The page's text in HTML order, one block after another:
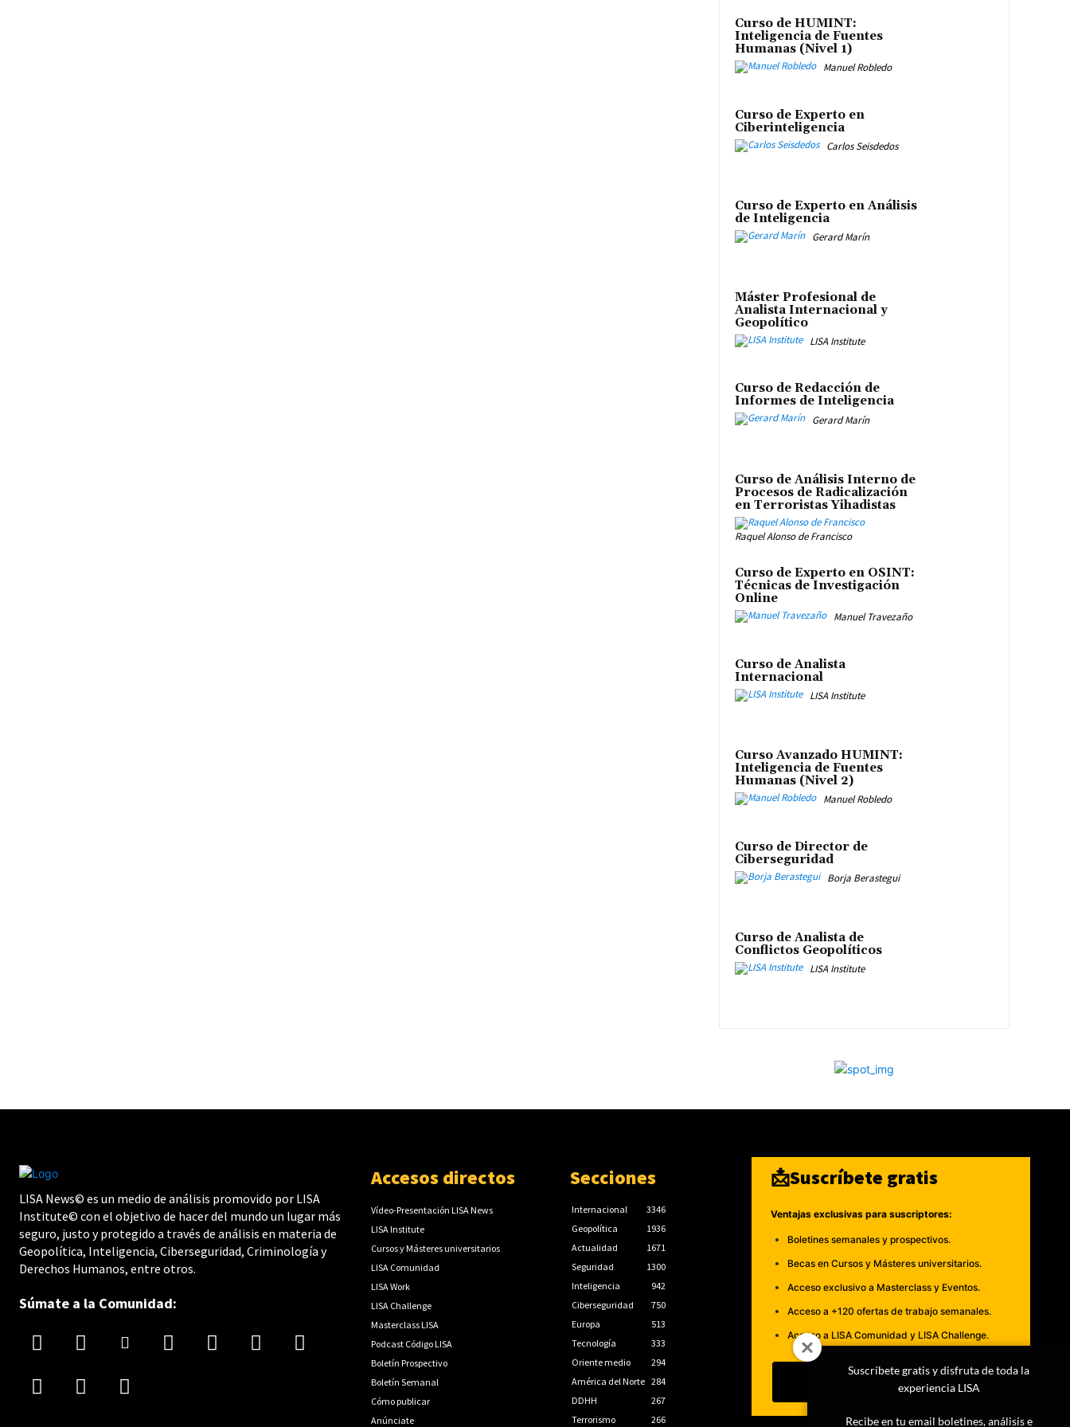
Curso de HUMINT:
Inteligencia de Fuentes
Humanas (Nivel 1)
Manuel Robledo
Curso de Experto en
Ciberinteligencia
Carlos Seisdedos
Curso de Experto en Análisis
de Inteligencia
Gerard Marín
Máster Profesional de
Analista Internacional y
Geopolítico
LISA Institute
Curso de Redacción de
Informes de Inteligencia
Gerard Marín
Curso de Análisis Interno de
Procesos de Radicalización
en Terroristas Yihadistas
Raquel Alonso de Francisco
Curso de Experto en OSINT:
Técnicas de Investigación
Online
Manuel Travezaño
Curso de Analista
Internacional
LISA Institute
Curso Avanzado HUMINT:
Inteligencia de Fuentes
Humanas (Nivel 2)
Manuel Robledo
Curso de Director de
Ciberseguridad
Borja Berastegui
Curso de Analista de
Conflictos Geopolíticos
LISA Institute
LISA News© es un medio de análisis promovido por LISA
Institute© con el objetivo de hacer del mundo un lugar más
seguro, justo y protegido a través de análisis en materia de
Geopolítica, Inteligencia, Ciberseguridad, Criminología y
Derechos Humanos, entre otros.
Súmate a la Comunidad:
Accesos directos
Vídeo-Presentación LISA News
LISA Institute
Cursos y Másteres universitarios
LISA Comunidad
LISA Work
LISA Challenge
Masterclass LISA
Podcast Código LISA
Boletín Prospectivo
Boletín Semanal
Cómo publicar
Anúnciate
Secciones
Internacional
3346
Geopolítica
1936
Actualidad
1671
Seguridad
1300
Inteligencia
942
Ciberseguridad
750
Europa
513
Tecnología
333
Oriente medio
294
América del Norte 284
DDHH
267
Terrorismo
266
📩Suscríbete gratis
Ventajas exclusivas para suscriptores:
Boletines semanales y prospectivos.
Becas en Cursos y Másteres universitarios.
Acceso exclusivo a Masterclass y Eventos.
Acceso a +120 ofertas de trabajo semanales.
Acceso a LISA Comunidad y LISA Challenge.
Suscribirme
Suscríbete gratis y disfruta de toda la
experiencia LISA
Recibe en tu email boletines, análisis e